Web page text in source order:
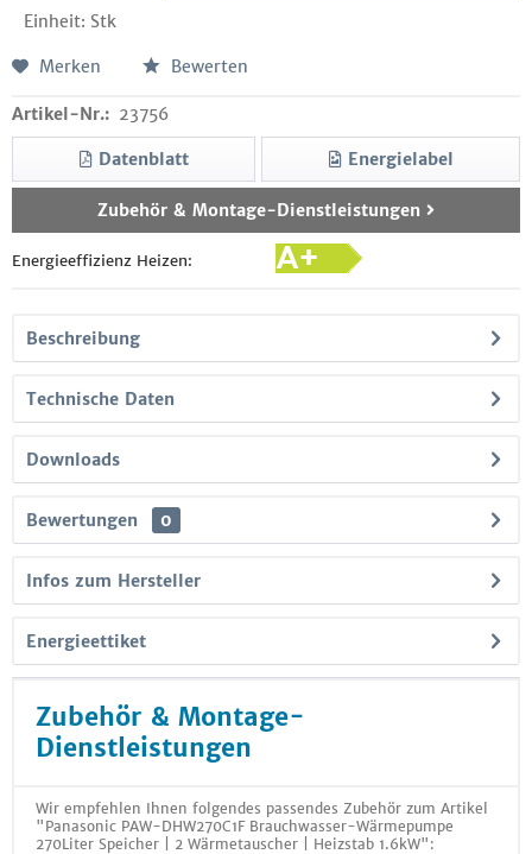
Einheit: Stk
Merken Bewerten
Artikel-Nr.: 23756
Datenblatt Energielabel
Zubehör & Montage-Dienstleistungen
Energieeffizienz Heizen:
Beschreibung
Technische Daten
Downloads
Bewertungen 0
Infos zum Hersteller
Energieettiket
Zubehör & Montage-
Dienstleistungen
Wir empfehlen Ihnen folgendes passendes Zubehör zum Artikel
"Panasonic PAW-DHW270C1F Brauchwasser-Wärmepumpe
270Liter Speicher | 2 Wärmetauscher | Heizstab 1.6kW":